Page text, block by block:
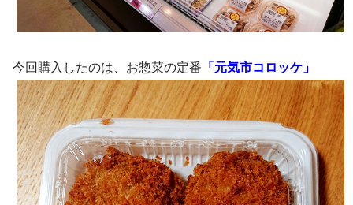
今回購入したのは、お惣菜の定番 「元気市コロッケ」